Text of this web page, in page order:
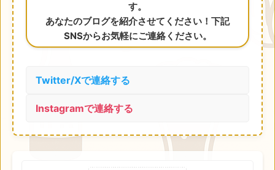
す。
あなたのブログを紹介させてください！下記
SNSからお気軽にご連絡ください。
Twitter/Xで連絡する
Instagramで連絡する